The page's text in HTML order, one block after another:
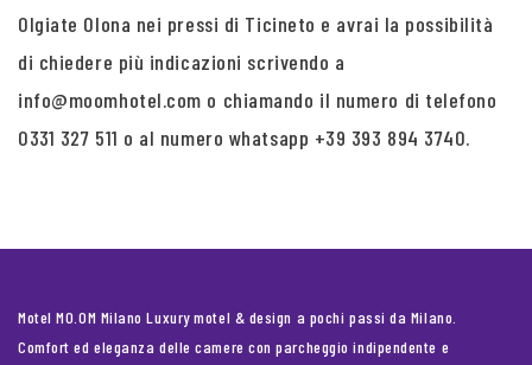
Olgiate Olona nei pressi di Ticineto e avrai la possibilità
di chiedere più indicazioni scrivendo a
info@moomhotel.com o chiamando il numero di telefono
0331 327 511 o al numero whatsapp +39 393 894 3740.
Motel MO.OM Milano Luxury motel & design a pochi passi da Milano.
Comfort ed eleganza delle camere con parcheggio indipendente e